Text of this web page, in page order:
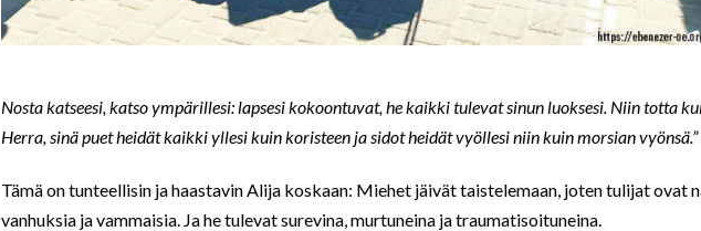
Nosta katseesi, katso ympärillesi: lapsesi kokoontuvat, he kaikki tulevat sinun luoksesi. Niin totta
Herra, sinä puet heidät kaikki yllesi kuin koristeen ja sidot heidät vyöllesi niin kuin morsian vyönsä.”
Tämä on tunteellisin ja haastavin Alija koskaan: Miehet jäivät taistelemaan, joten tulijat ovat
vanhuksia ja vammaisia. Ja he tulevat surevina, murtuneina ja traumatisoituneina.